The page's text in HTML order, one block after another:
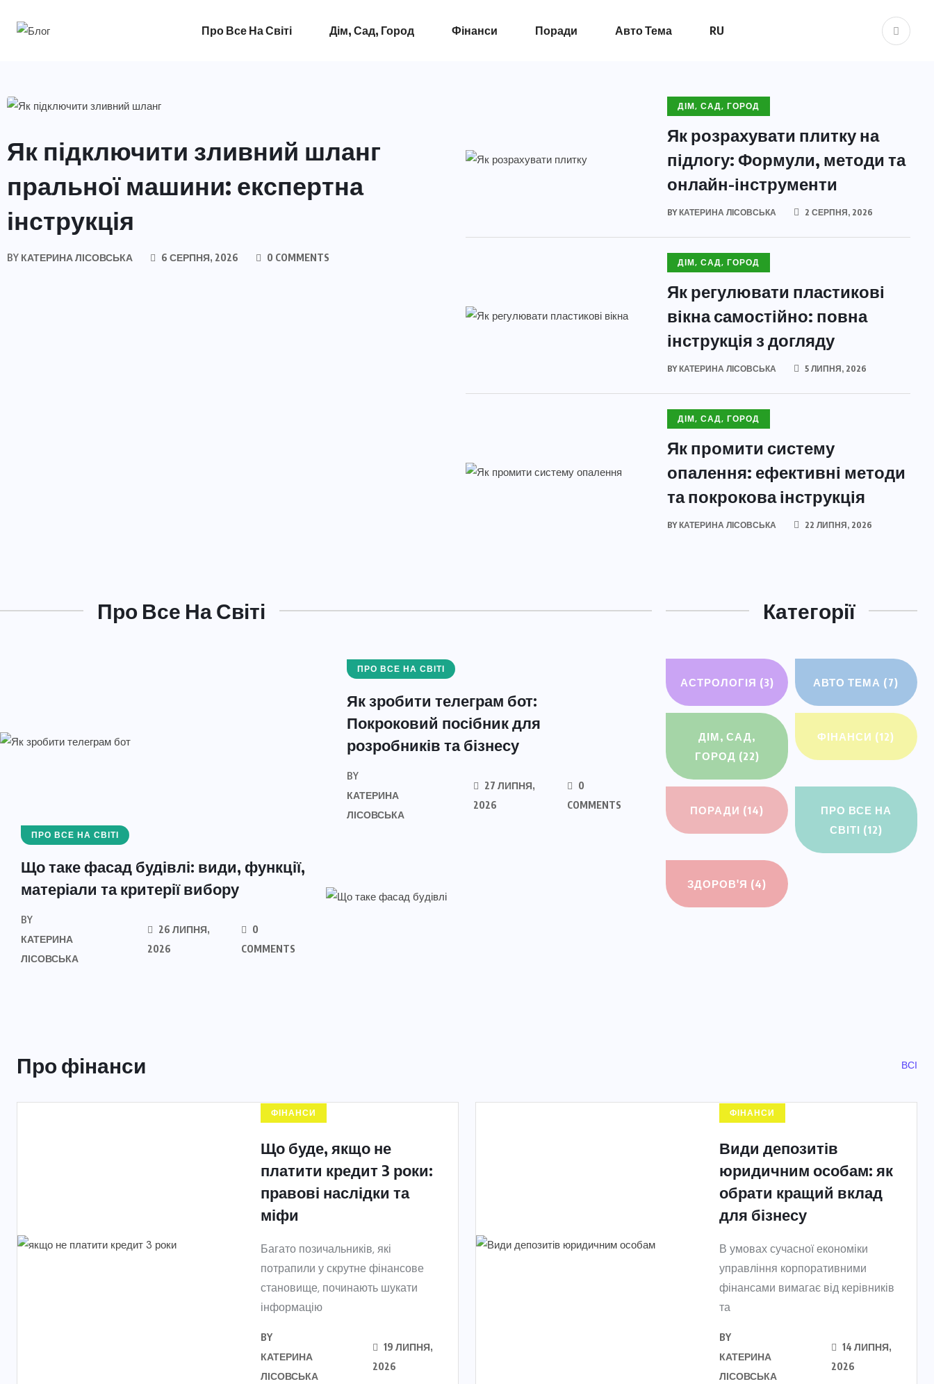
Про Все На Світі Дім, Сад, Город Фінанси Поради Авто Тема RU
Як підключити зливний шланг
пральної машини: експертна
інструкція
BY КАТЕРИНА ЛІСОВСЬКА 6 СЕРПНЯ, 2026 0 COMMENTS
ДІМ, САД, ГОРОД
Як розрахувати плитку на
підлогу: Формули, методи та
онлайн-інструменти
BYКАТЕРИНА ЛІСОВСЬКА 2 СЕРПНЯ, 2026
ДІМ, САД, ГОРОД
Як регулювати пластикові
вікна самостійно: повна
інструкція з догляду
BYКАТЕРИНА ЛІСОВСЬКА 5 ЛИПНЯ, 2026
ДІМ, САД, ГОРОД
Як промити систему
опалення: ефективні методи
та покрокова інструкція
BYКАТЕРИНА ЛІСОВСЬКА 22 ЛИПНЯ, 2026
Про Все На Світі
ПРО ВСЕ НА СВІТІ
Як зробити телеграм бот:
Покроковий посібник для
розробників та бізнесу
BY
КАТЕРИНА
ЛІСОВСЬКА
27 ЛИПНЯ,
2026
0
COMMENTS
ПРО ВСЕ НА СВІТІ
Що таке фасад будівлі: види, функції,
матеріали та критерії вибору
BY
КАТЕРИНА
ЛІСОВСЬКА
26 ЛИПНЯ,
2026
0
COMMENTS
Категорії
АСТРОЛОГІЯ (3) АВТО ТЕМА (7)
ДІМ, САД,
ГОРОД (22)
ФІНАНСИ (12)
ПОРАДИ (14)
ПРО ВСЕ НА
СВІТІ (12)
ЗДОРОВ'Я (4)
Про фінанси ВСІ
ФІНАНСИ
Що буде, якщо не
платити кредит 3 роки:
правові наслідки та
міфи
Багато позичальників, які
потрапили у скрутне фінансове
становище, починають шукати
інформацію
BY
КАТЕРИНА
ЛІСОВСЬКА
19 ЛИПНЯ,
2026
ФІНАНСИ
Види депозитів
юридичним особам: як
обрати кращий вклад
для бізнесу
В умовах сучасної економіки
управління корпоративними
фінансами вимагає від керівників
та
BY
КАТЕРИНА
ЛІСОВСЬКА
14 ЛИПНЯ,
2026